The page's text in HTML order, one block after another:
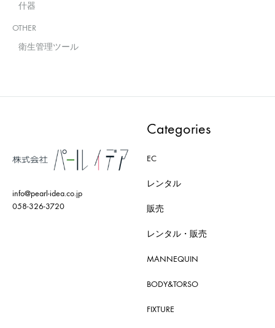
什器
OTHER
衛生管理ツール
info@pearl-idea.co.jp
058-326-3720
Categories
EC
レンタル
販売
レンタル・販売
MANNEQUIN
BODY&TORSO
FIXTURE